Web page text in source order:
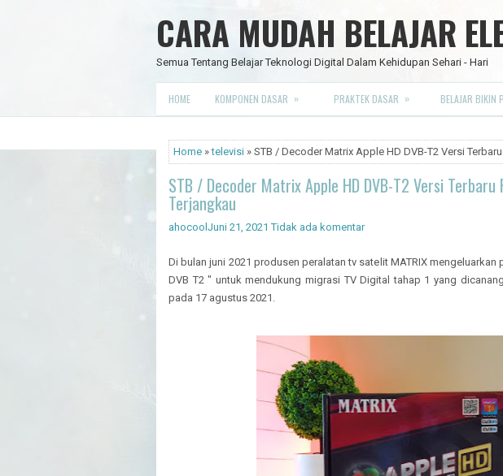
CARA MUDAH BELAJAR
Semua Tentang Belajar Teknologi Digital Dalam Kehidupan Sehari - Hari
HOME KOMPONEN DASAR » PRAKTEK DASAR » BELAJAR BIKIN
Home »televisi » STB / Decoder Matrix Apple HD DVB-T2 Versi
STB / Decoder Matrix Apple HD DVB-T2 Versi
Terjangkau
ahocool Juni 21, 2021 Tidak ada komentar
Di bulan juni 2021 produsen peralatan tv satelit MATRIX
DVB T2 " untuk mendukung migrasi TV Digital tahap 1 yang
pada 17 agustus 2021.